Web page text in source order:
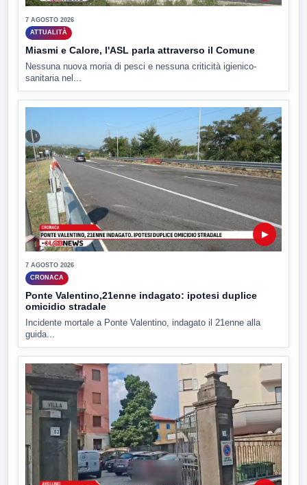
7 AGOSTO 2026
ATTUALITÀ
Miasmi e Calore, l'ASL parla attraverso il Comune
Nessuna nuova moria di pesci e nessuna criticità igienico-
sanitaria nel...
▶
7 AGOSTO 2026
CRONACA
Ponte Valentino,21enne indagato: ipotesi duplice
omicidio stradale
Incidente mortale a Ponte Valentino, indagato il 21enne alla
guida...